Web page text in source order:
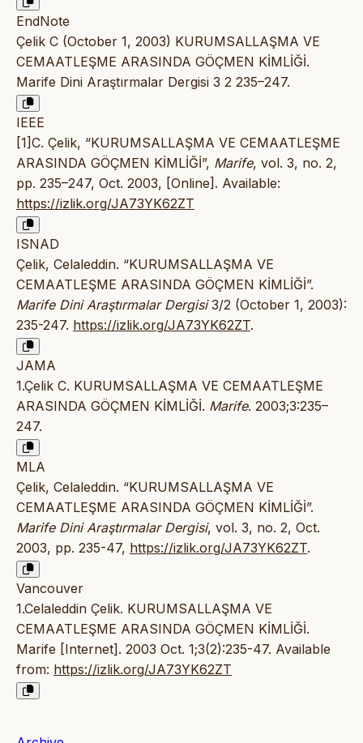
EndNote
Çelik C (October 1, 2003) KURUMSALLAŞMA VE
CEMAATLEŞME ARASINDA GÖÇMEN KİMLİĞİ.
Marife Dini Araştırmalar Dergisi 3 2 235–247.
IEEE
[1]C. Çelik, “KURUMSALLAŞMA VE CEMAATLEŞME
ARASINDA GÖÇMEN KİMLİĞİ”, Marife, vol. 3, no. 2,
pp. 235–247, Oct. 2003, [Online]. Available:
https://izlik.org/JA73YK62ZT
ISNAD
Çelik, Celaleddin. “KURUMSALLAŞMA VE
CEMAATLEŞME ARASINDA GÖÇMEN KİMLİĞİ”.
Marife Dini Araştırmalar Dergisi3/2 (October 1, 2003):
235-247. https://izlik.org/JA73YK62ZT.
JAMA
1.Çelik C. KURUMSALLAŞMA VE CEMAATLEŞME
ARASINDA GÖÇMEN KİMLİĞİ. Marife. 2003;3:235–
247.
MLA
Çelik, Celaleddin. “KURUMSALLAŞMA VE
CEMAATLEŞME ARASINDA GÖÇMEN KİMLİĞİ”.
Marife Dini Araştırmalar Dergisi, vol. 3, no. 2, Oct.
2003, pp. 235-47, https://izlik.org/JA73YK62ZT.
Vancouver
1.Celaleddin Çelik. KURUMSALLAŞMA VE
CEMAATLEŞME ARASINDA GÖÇMEN KİMLİĞİ.
Marife [Internet]. 2003 Oct. 1;3(2):235-47. Available
from: https://izlik.org/JA73YK62ZT